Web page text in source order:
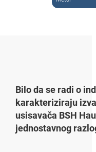
Bilo da se radi o
karakteriziraju
usisavača BSH
jednostavnog